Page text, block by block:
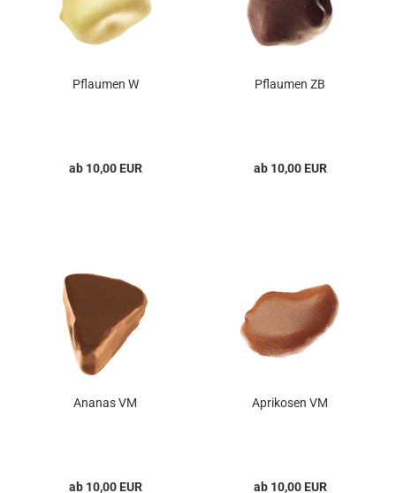
Pflaumen W
ab 10,00 EUR
Pflaumen ZB
ab 10,00 EUR
Ananas VM
ab 10,00 EUR
Aprikosen VM
ab 10,00 EUR